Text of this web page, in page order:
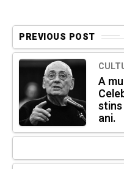
PREVIOUS POST
A
ani.